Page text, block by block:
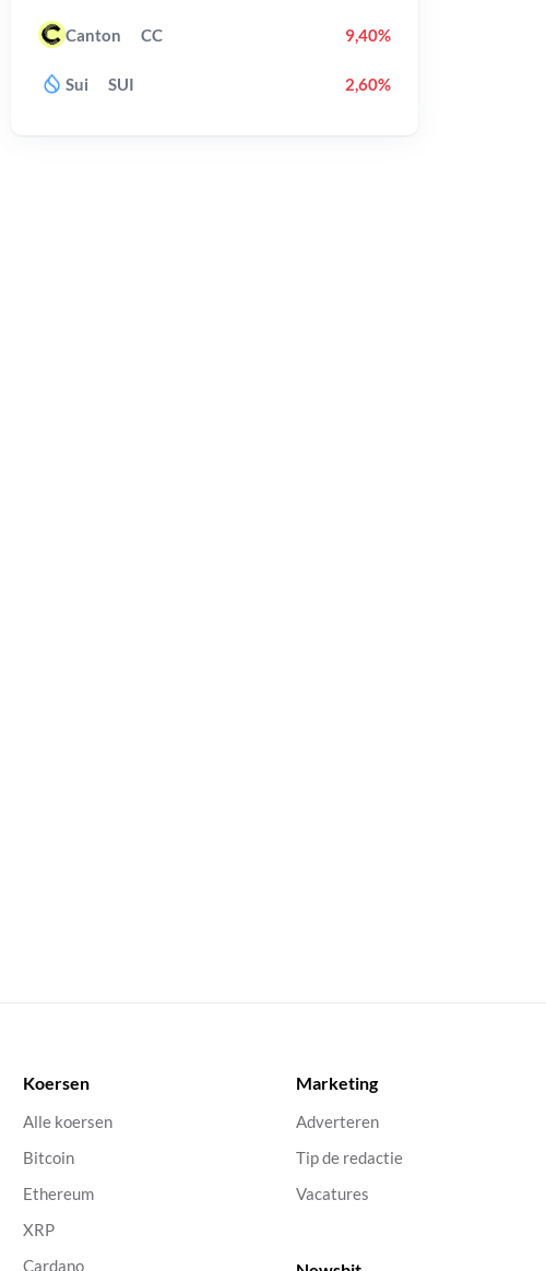
Canton CC 9,40%
Sui SUI 2,60%
Koersen
Alle koersen
Bitcoin
Ethereum
XRP
Cardano
Marketing
Adverteren
Tip de redactie
Vacatures